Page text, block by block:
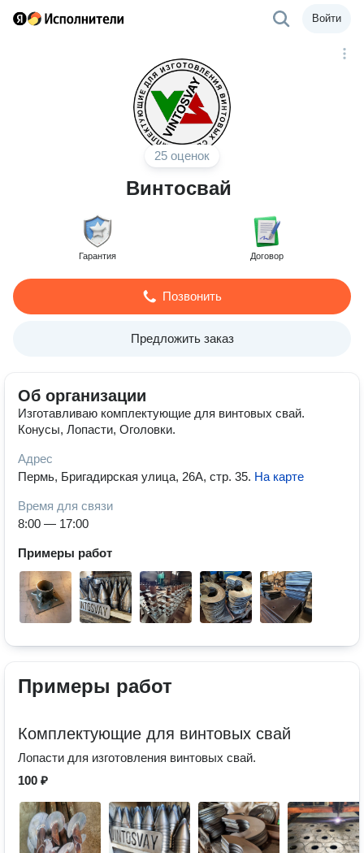
Войти
25 оценок
Винтосвай
Гарантия Договор
Позвонить
Предложить заказ
Об организации
Изготавливаю комплектующие для винтовых свай.
Конусы, Лопасти, Оголовки.
Адрес
Пермь, Бригадирская улица, 26А, стр. 35. На карте
Время для связи
8:00 — 17:00
Примеры работ
Примеры работ
Комплектующие для винтовых свай
Лопасти для изготовления винтовых свай.
100 ₽